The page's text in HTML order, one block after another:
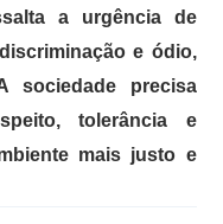
a urgência de
e ódio,
sociedade precisa
tolerância e
mais justo e